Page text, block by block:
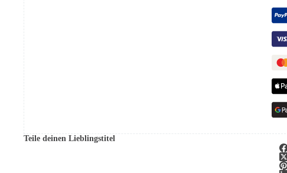
Teile deinen Lieblingstitel